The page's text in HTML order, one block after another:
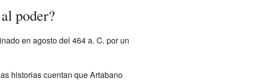
poder?
en agosto del 464 a. C. por un
historias cuentan que Artabano